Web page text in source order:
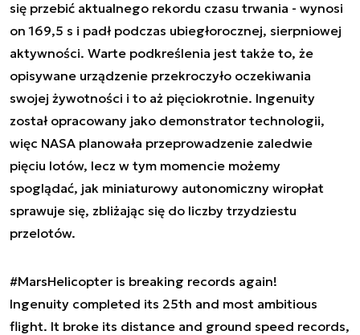
się przebić aktualnego rekordu czasu trwania - wynosi
on 169,5 s i padł podczas ubiegłorocznej, sierpniowej
aktywności. Warte podkreślenia jest także to, że
opisywane urządzenie przekroczyło oczekiwania
swojej żywotności i to aż pięciokrotnie. Ingenuity
został opracowany jako demonstrator technologii,
więc NASA planowała przeprowadzenie zaledwie
pięciu lotów, lecz w tym momencie możemy
spoglądać, jak miniaturowy autonomiczny wiropłat
sprawuje się, zbliżając się do liczby trzydziestu
przelotów.
#MarsHelicopter is breaking records again!
Ingenuity completed its 25th and most ambitious
flight. It broke its distance and ground speed records,